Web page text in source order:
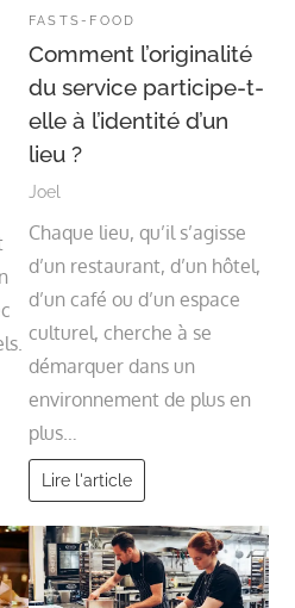
FASTS-FOOD
Comment l’originalité
du service participe-t-
elle à l’identité d’un
lieu ?
Joel
Chaque lieu, qu’il s’agisse
d’un restaurant, d’un hôtel,
d’un café ou d’un espace
culturel, cherche à se
démarquer dans un
environnement de plus en
plus…
Lire l'article